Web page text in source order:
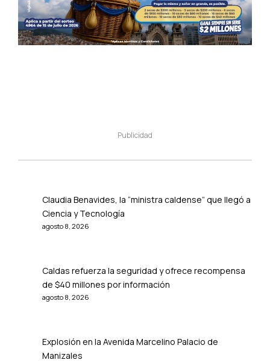
Publicidad
Claudia Benavides, la “ministra caldense” que llegó a
Ciencia y Tecnología
agosto 8, 2026
Caldas refuerza la seguridad y ofrece recompensa
de $40 millones por información
agosto 8, 2026
Explosión en la Avenida Marcelino Palacio de
Manizales